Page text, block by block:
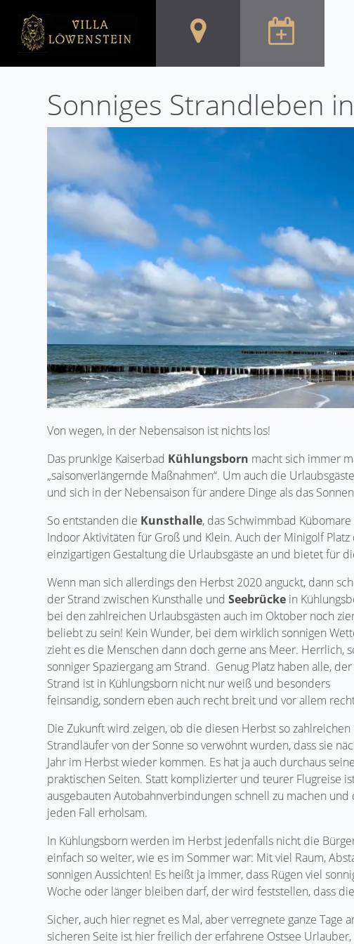
Sonniges Strandleben
Von wegen, in der Nebensaison ist nichts los!
Das prunkige Kaiserbad Kühlungsborn macht sich immer
„saisonverlängernde Maßnahmen“. Um auch die
und sich in der Nebensaison für andere Dinge als das
So entstanden die Kunsthalle, das Schwimmbad
Indoor Aktivitäten für Groß und Klein. Auch der Minigolf
einzigartigen Gestaltung die Urlaubsgäste an und bietet für
Wenn man sich allerdings den Herbst 2020 anguckt, dann
der Strand zwischen Kunsthalle und Seebrücke in
bei den zahlreichen Urlaubsgästen auch im Oktober noch
beliebt zu sein! Kein Wunder, bei dem wirklich sonnigen
zieht es die Menschen dann doch gerne ans Meer. Herrlich,
sonniger Spaziergang am Strand. Genug Platz haben alle, der
Strand ist in Kühlungsborn nicht nur weiß und besonders
feinsandig, sondern eben auch recht breit und vor allem
Die Zukunft wird zeigen, ob die diesen Herbst so zahlreichen
Strandläufer von der Sonne so verwöhnt wurden, dass sie
Jahr im Herbst wieder kommen. Es hat ja auch durchaus seine
praktischen Seiten. Statt komplizierter und teurer Flugreise
ausgebauten Autobahnverbindungen schnell zu machen
jeden Fall erholsam.
In Kühlungsborn werden im Herbst jedenfalls nicht die
einfach so weiter, wie es im Sommer war: Mit viel Raum,
sonnigen Aussichten! Es heißt ja immer, dass Rügen viel
Woche oder länger bleiben darf, der wird feststellen, dass
Sicher, auch hier regnet es Mal, aber verregnete ganze
sicheren Seite ist hier freilich der erfahrene Ostsee